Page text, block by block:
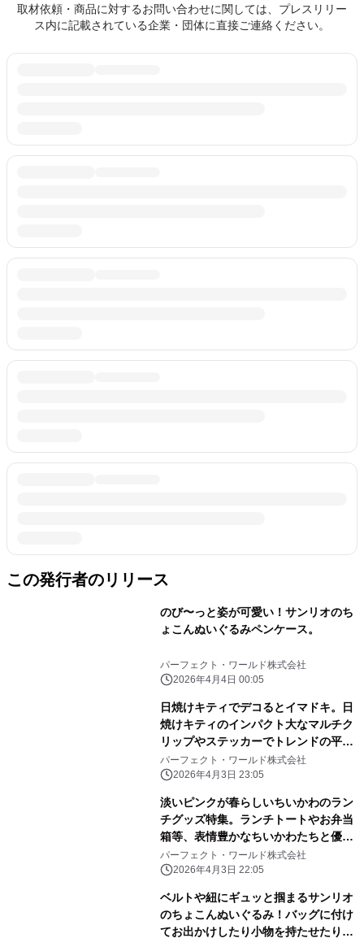
取材依頼・商品に対するお問い合わせに関しては、プレスリリー
ス内に記載されている企業・団体に直接ご連絡ください。
この発行者のリリース
のび〜っと姿が可愛い！サンリオのち
ょこんぬいぐるみペンケース。
パーフェクト・ワールド株式会社
2026年4月4日 00:05
日焼けキティでデコるとイマドキ。日
焼けキティのインパクト大なマルチク
リップやステッカーでトレンドの平成
レトロ感ばっちりです。
パーフェクト・ワールド株式会社
2026年4月3日 23:05
淡いピンクが春らしいちいかわのラン
チグッズ特集。ランチトートやお弁当
箱等、表情豊かなちいかわたちと優し
いピンク色に心和む
パーフェクト・ワールド株式会社
2026年4月3日 22:05
ベルトや紐にギュッと掴まるサンリオ
のちょこんぬいぐるみ！バッグに付け
てお出かけしたり小物を持たせたりと